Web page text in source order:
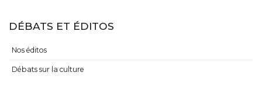
DÉBATS ET ÉDITOS
Nos éditos
Débats sur la culture